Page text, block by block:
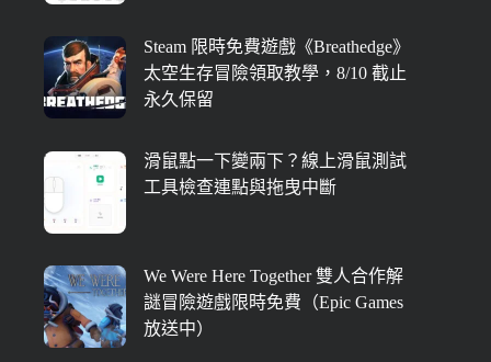
Steam 限時免費遊戲《Breathedge》
太空生存冒險領取教學，8/10 截止
永久保留
滑鼠點一下變兩下？線上滑鼠測試
工具檢查連點與拖曳中斷
We Were Here Together 雙人合作解
謎冒險遊戲限時免費（Epic Games
放送中）